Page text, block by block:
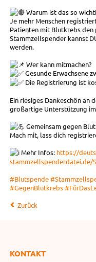
Warum ist das so
Je mehr Menschen
Patienten mit Blutkrebs den
Stammzellspender kannst
werden.
Wer kann mitmachen?
Gesunde Erwachsene
Die Registrierung ist
Ein riesiges Dankeschön an
großartige Unterstützung
Gemeinsam gegen
Mach mit, lass dich
Mehr Infos: https://
stammzellspenderdatei.de/
#Blutspende
#GegenBlutkrebs
Zurück
KONTAKT